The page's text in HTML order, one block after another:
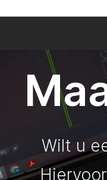
Wilt u